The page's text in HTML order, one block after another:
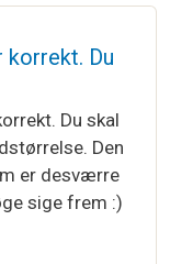
Du
Du skal
Den
er desværre
sige frem :)